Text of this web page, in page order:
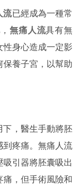
流已經成為一種常
無痛人流具有無
身心造成一定影
養子宮，以幫助
下，醫生手動將胚
到疼痛。無痛人流
引器將胚囊吸出
痛，但手術風險和